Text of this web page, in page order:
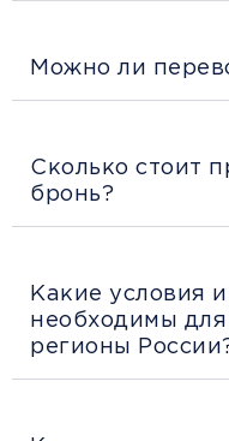
Можно ли
Сколько стоит
бронь?
Какие условия
необходимы для
регионы